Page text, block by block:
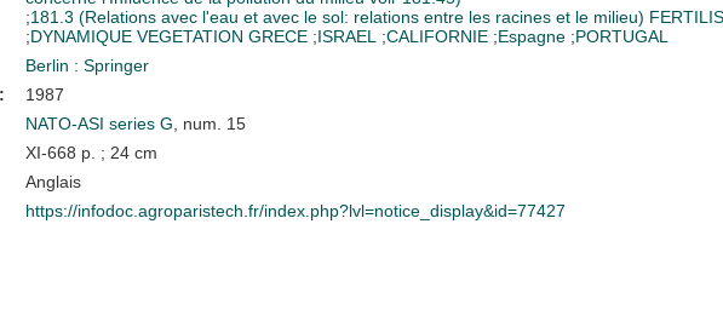
;181.3 (Relations avec l'eau et avec le sol: relations entre les racines et le milieu)
;DYNAMIQUE VEGETATION GRECE ;ISRAEL ;CALIFORNIE ;Espagne ;PORTUGAL
Berlin : Springer
1987
NATO-ASI series G , num. 15
XI-668 p. ; 24 cm
Anglais
https://infodoc.agroparistech.fr/index.php?lvl=notice_display&id=77427